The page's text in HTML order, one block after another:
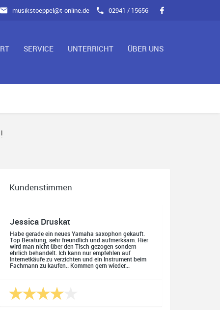
musikstoeppel@t-online.de 02941 / 15656
SERVICE UNTERRICHT ÜBER UNS
Kundenstimmen
Jessica Druskat
Habe gerade ein neues Yamaha saxophon gekauft.
Top Beratung, sehr freundlich und aufmerksam. Hier
wird man nicht über den Tisch gezogen sondern
ehrlich behandelt. Ich kann nur empfehlen auf
Internetkäufe zu verzichten und ein Instrument beim
Fachmann zu kaufen.. Kommen gern wieder...